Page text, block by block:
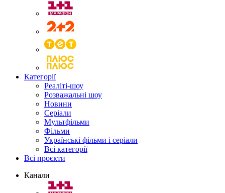
Категорії
Реаліті-шоу
Розважальні шоу
Новини
Серіали
Мультфільми
Фільми
Українські фільми і серіали
Всі категорії
Всі проєкти
Канали